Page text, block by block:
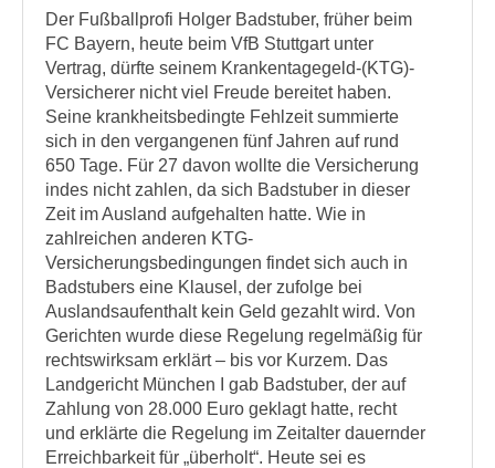
Der Fußballprofi Holger Badstuber, früher beim
FC Bayern, heute beim VfB Stuttgart unter
Vertrag, dürfte seinem Krankentagegeld-(KTG)-
Versicherer nicht viel Freude bereitet haben.
Seine krankheitsbedingte Fehlzeit summierte
sich in den vergangenen fünf Jahren auf rund
650 Tage. Für 27 davon wollte die Versicherung
indes nicht zahlen, da sich Badstuber in dieser
Zeit im Ausland aufgehalten hatte. Wie in
zahlreichen anderen KTG-
Versicherungsbedingungen findet sich auch in
Badstubers eine Klausel, der zufolge bei
Auslandsaufenthalt kein Geld gezahlt wird. Von
Gerichten wurde diese Regelung regelmäßig für
rechtswirksam erklärt – bis vor Kurzem. Das
Landgericht München I gab Badstuber, der auf
Zahlung von 28.000 Euro geklagt hatte, recht
und erklärte die Regelung im Zeitalter dauernder
Erreichbarkeit für „überholt“. Heute sei es